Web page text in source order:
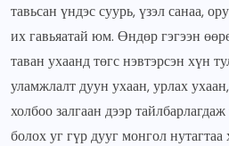
тавьсан үндэс суурь, үзэл санаа,
их гавьяатай юм. Өндөр гэгээн
таван ухаанд төгс нэвтэрсэн хүн
уламжлалт дуун ухаан, урлах
холбоо залгаан дээр
болох уг гүр дууг монгол